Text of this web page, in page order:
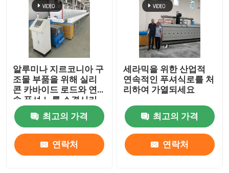
알루미나 지르코니아 구
조물 부품을 위해 실리
콘 카바이드 로드와 연
속 푸셔 노를 소결시키
는 고온
최고의 가격
연락처
세라믹을 위한 산업적
연속적인 푸셔식로를 처
리하여 가열되세요
최고의 가격
연락처